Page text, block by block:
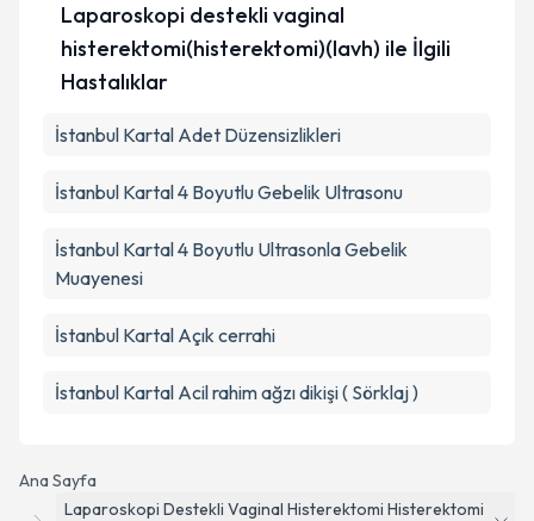
Ana Sayfa
Laparoskopi Destekli Vaginal Histerektomi Histerektomi
Laparoskopi destekli vaginal
histerektomi(histerektomi)(lavh) ile İlgili
Hastalıklar
İstanbul Kartal Adet Düzensizlikleri
İstanbul Kartal 4 Boyutlu Gebelik Ultrasonu
İstanbul Kartal 4 Boyutlu Ultrasonla Gebelik
Muayenesi
İstanbul Kartal Açık cerrahi
İstanbul Kartal Acil rahim ağzı dikişi ( Sörklaj )